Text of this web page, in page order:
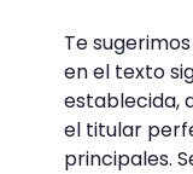
Te
en el texto
establecida,
el titular
principales.